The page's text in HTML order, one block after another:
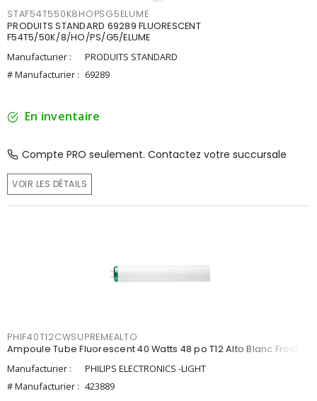
STAF54T550K8HOPSG5ELUME
PRODUITS STANDARD 69289 FLUORESCENT
F54T5/50K/8/HO/PS/G5/ELUME
Manufacturier :
PRODUITS STANDARD
# Manufacturier : 69289
En inventaire
Compte PRO seulement. Contactez votre succursale
VOIR LES DÉTAILS
PHIF40T12CWSUPREMEALTO
Ampoule Tube Fluorescent 40 Watts 48 po T12 Alto Blanc Froid
Manufacturier :
PHILIPS ELECTRONICS -LIGHT
# Manufacturier : 423889